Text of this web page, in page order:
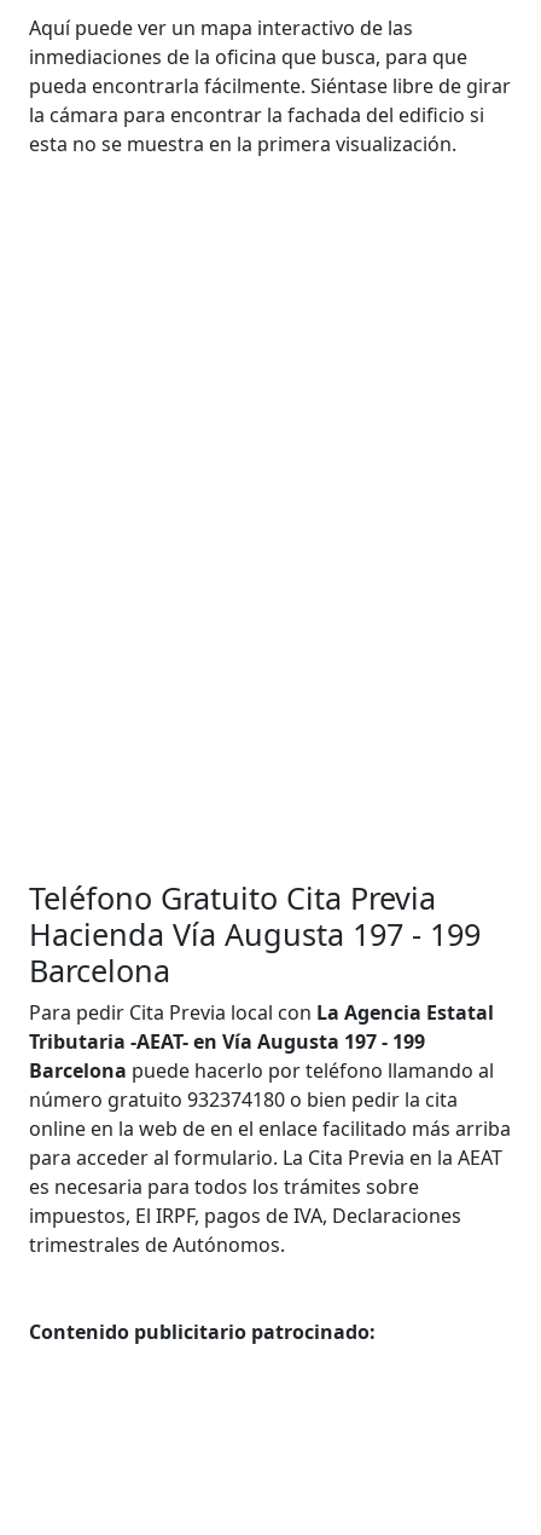
Aquí puede ver un mapa interactivo de las
inmediaciones de la oficina que busca, para que
pueda encontrarla fácilmente. Siéntase libre de girar
la cámara para encontrar la fachada del edificio si
esta no se muestra en la primera visualización.
Teléfono Gratuito Cita Previa
Hacienda Vía Augusta 197 - 199
Barcelona
Para pedir Cita Previa local con La Agencia Estatal
Tributaria -AEAT- en Vía Augusta 197 - 199
Barcelona puede hacerlo por teléfono llamando al
número gratuito 932374180 o bien pedir la cita
online en la web de en el enlace facilitado más arriba
para acceder al formulario. La Cita Previa en la AEAT
es necesaria para todos los trámites sobre
impuestos, El IRPF, pagos de IVA, Declaraciones
trimestrales de Autónomos.
Contenido publicitario patrocinado: